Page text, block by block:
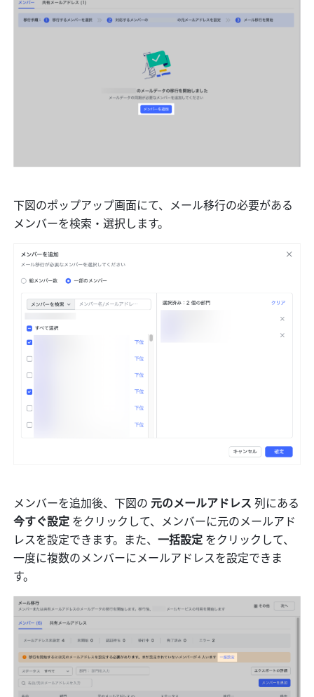
下図のポップアップ画面にて、メール移行の必要がある
メンバーを検索・選択します。
メンバーを追加後、下図の 元のメールアドレス
今すぐ設定 をクリックして、メンバーに元のメールアド
レスを設定できます。また、一括設定 をクリックして、
一度に複数のメンバーにメールアドレスを設定できま
す。